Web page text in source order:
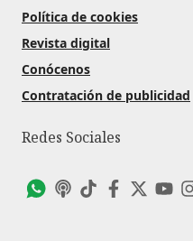
Política de cookies
Revista digital
Conócenos
Contratación de publicidad
Redes Sociales